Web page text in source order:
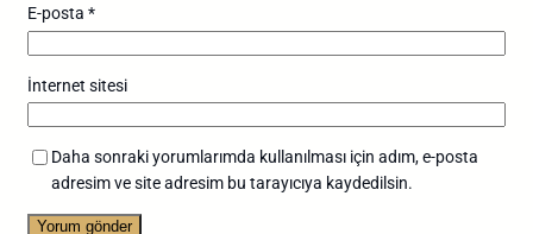
E-posta *
İnternet sitesi
Daha sonraki yorumlarımda kullanılması için adım, e-posta
adresim ve site adresim bu tarayıcıya kaydedilsin.